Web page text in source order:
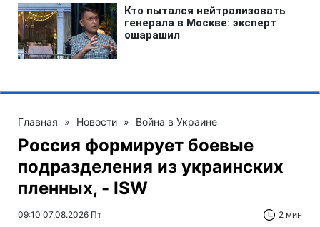
Главная » Новости » Война в Украине
Россия формирует боевые
подразделения из украинских
пленных, - ISW
09:10 07.08.2026 Пт 2 мин